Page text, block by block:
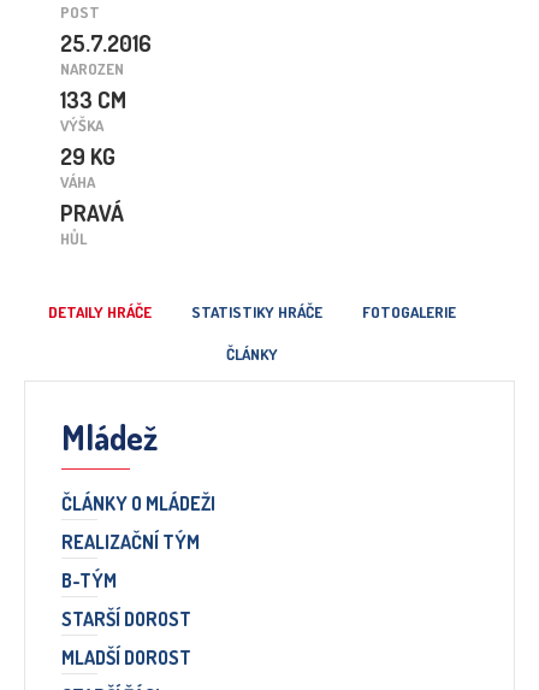
POST
25.7.2016
NAROZEN
133 CM
VÝŠKA
29 KG
VÁHA
PRAVÁ
HŮL
DETAILY HRÁČE STATISTIKY HRÁČE FOTOGALERIE
ČLÁNKY
Mládež
ČLÁNKY O MLÁDEŽI
REALIZAČNÍ TÝM
B-TÝM
STARŠÍ DOROST
MLADŠÍ DOROST